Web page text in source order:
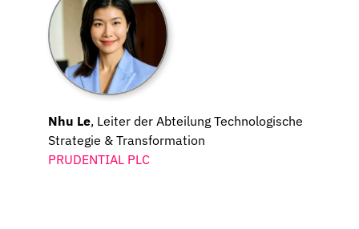
Nhu Le, Leiter der Abteilung Technologische
Strategie & Transformation
PRUDENTIAL PLC